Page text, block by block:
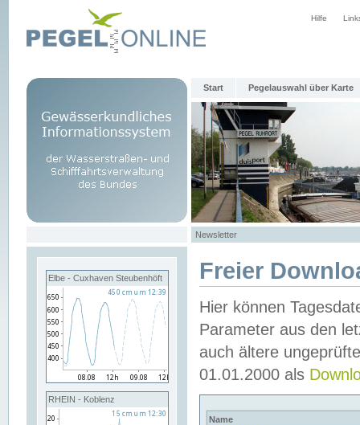
Hilfe
Start Pegelauswahl über Karte
Newsletter
Elbe - Cuxhaven Steubenhöft
RHEIN - Koblenz
Freier
Hier können
Parameter aus den
auch ältere
01.01.2000 als
Name